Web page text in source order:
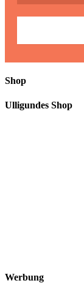
Shop
Ulligundes Shop
Werbung